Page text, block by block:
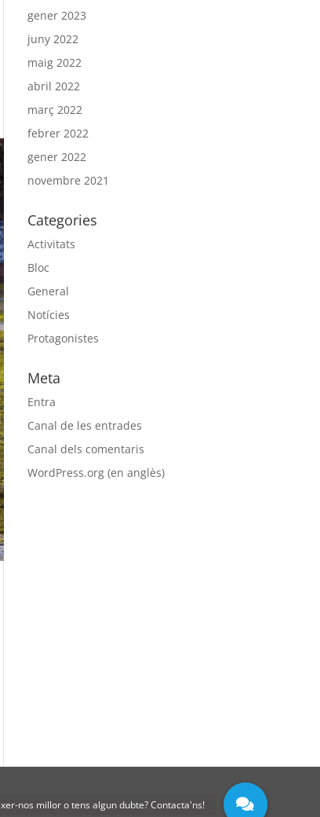
gener 2023
juny 2022
maig 2022
abril 2022
març 2022
febrer 2022
gener 2022
novembre 2021
Categories
Activitats
Bloc
General
Notícies
Protagonistes
Meta
Entra
Canal de les entrades
Canal dels comentaris
WordPress.org (en anglès)